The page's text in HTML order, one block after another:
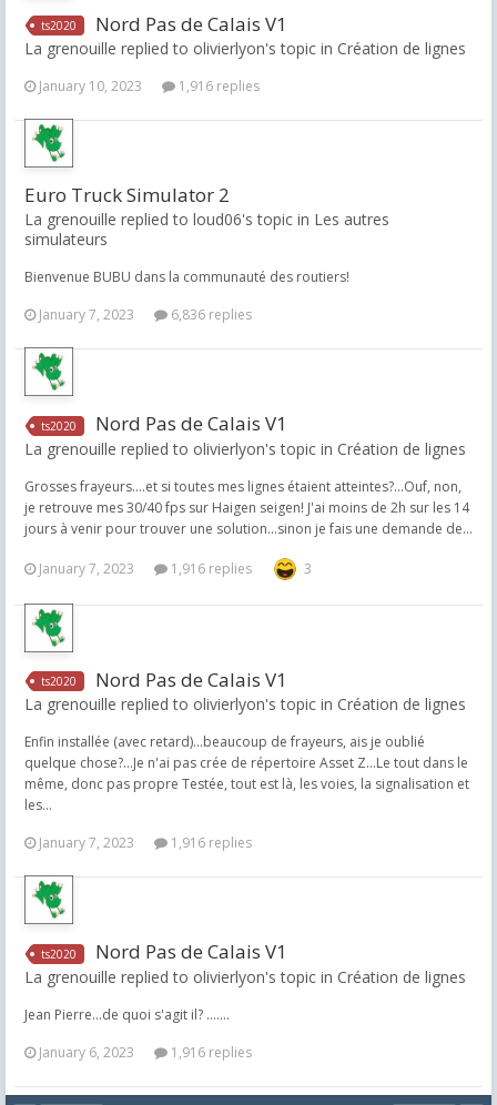
ts2020 Nord Pas de Calais V1
La grenouille replied to olivierlyon's topic in Création de lignes
January 10, 2023 1,916 replies
Euro Truck Simulator 2
La grenouille replied to loud06's topic in Les autres
simulateurs
Bienvenue BUBU dans la communauté des routiers!
January 7, 2023
6,836 replies
ts2020 Nord Pas de Calais V1
La grenouille replied to olivierlyon's topic in Création de lignes
Grosses frayeurs....et si toutes mes lignes étaient atteintes?...Ouf, non,
je retrouve mes 30/40 fps sur Haigen seigen! J'ai moins de 2h sur les 14
jours à venir pour trouver une solution...sinon je fais une demande de...
January 7, 2023 1,916 replies 3
ts2020 Nord Pas de Calais V1
La grenouille replied to olivierlyon's topic in Création de lignes
Enfin installée (avec retard)...beaucoup de frayeurs, ais je oublié
quelque chose?...Je n'ai pas crée de répertoire Asset Z...Le tout dans le
même, donc pas propre Testée, tout est là, les voies, la signalisation et
les...
January 7, 2023
1,916 replies
ts2020 Nord Pas de Calais V1
La grenouille replied to olivierlyon's topic in Création de lignes
Jean Pierre...de quoi s'agit il? .......
January 6, 2023
1,916 replies